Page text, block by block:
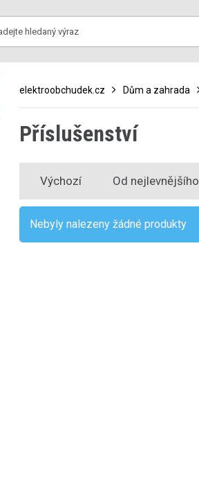
elektroobchudek.cz Dům a zahrada
Příslušenství
Výchozí Od nejlevnějšího
Nebyly nalezeny žádné produkty